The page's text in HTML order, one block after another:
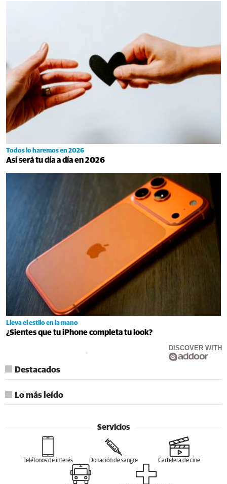
Todos lo haremos en 2026
Así será tu día a día en 2026
Lleva el estilo en la mano
¿Sientes que tu iPhone completa tu look?
DISCOVER WITH
Destacados
Lo más leído
Servicios
Teléfonos de interés Donación de sangre Cartelera de cine